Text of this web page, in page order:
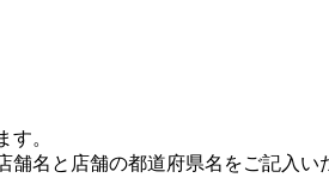
。
舗名と店舗の都道府県名をご記入い